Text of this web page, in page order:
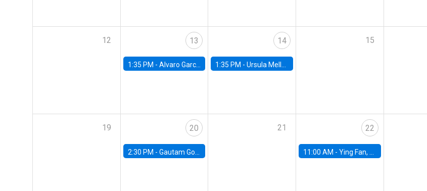
12 13
1:35 PM - Alvaro Garcia-Marin, Universidad de Los Andes
14
1:35 PM -Ursula Mello, Insper - Institute of Education and Research
15
19 20
2:30 PM - Gautam Gowrisankaran, Columbia University
21 22
11:00 AM -Ying Fan, University of Michigan